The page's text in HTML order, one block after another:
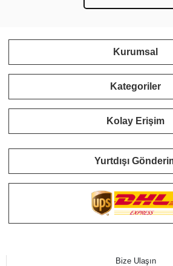
Kurumsal
Kategoriler
Kolay Erişim
Yurtdışı
Bize Ulaşın